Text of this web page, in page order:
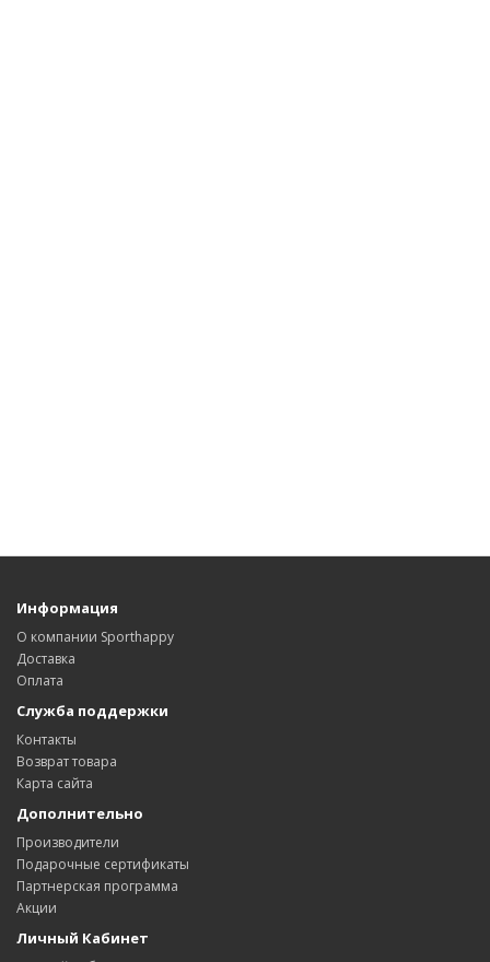
Информация
О компании Sporthappy
Доставка
Оплата
Служба поддержки
Контакты
Возврат товара
Карта сайта
Дополнительно
Производители
Подарочные сертификаты
Партнерская программа
Акции
Личный Кабинет